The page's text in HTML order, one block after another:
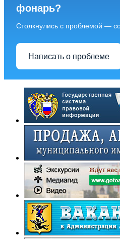
фонарь?
Столкнулись с проблемой —
Написать о проблеме